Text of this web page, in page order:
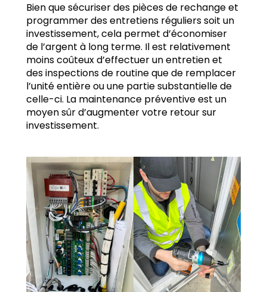
Bien que sécuriser des pièces de rechange et
programmer des entretiens réguliers soit un
investissement, cela permet d’économiser
de l’argent à long terme. Il est relativement
moins coûteux d’effectuer un entretien et
des inspections de routine que de remplacer
l’unité entière ou une partie substantielle de
celle-ci. La maintenance préventive est un
moyen sûr d’augmenter votre retour sur
investissement.